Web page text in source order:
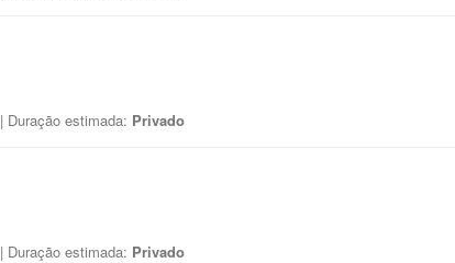
| Duração estimada: Privado
| Duração estimada: Privado